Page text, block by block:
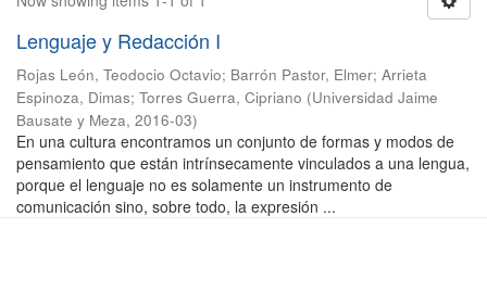
Lenguaje y Redacción I
Rojas León, Teodocio Octavio; Barrón Pastor, Elmer; Arrieta
Espinoza, Dimas; Torres Guerra, Cipriano (Universidad Jaime
Bausate y Meza, 2016-03)
En una cultura encontramos un conjunto de formas y modos de
pensamiento que están intrínsecamente vinculados a una lengua,
porque el lenguaje no es solamente un instrumento de
comunicación sino, sobre todo, la expresión ...